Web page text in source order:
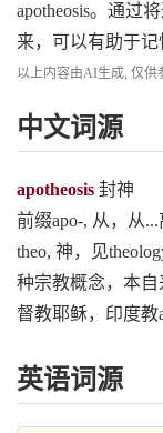
apotheosis。通过
来，可以有助于记
以上内容由AI生成, 仅供
中文词源
apotheosis 封神
前缀apo-, 从，从
theo, 神，见
种宗教概念，本
督教耶稣，印度教
英语词源